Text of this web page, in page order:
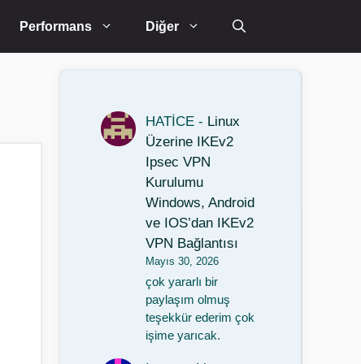
Performans Diğer
HATİCE - Linux
Üzerine IKEv2
Ipsec VPN
Kurulumu
Windows, Android
ve IOS’dan IKEv2
VPN Bağlantısı
Mayıs 30, 2026
çok yararlı bir
paylaşım olmuş
teşekkür ederim çok
işime yarıcak.